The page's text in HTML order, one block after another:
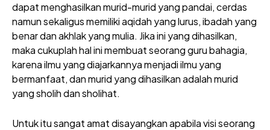
dapat menghasilkan murid-murid yang pandai, cerdas
namun sekaligus memiliki aqidah yang lurus, ibadah yang
benar dan akhlak yang mulia. Jika ini yang dihasilkan,
maka cukuplah hal ini membuat seorang guru bahagia,
karena ilmu yang diajarkannya menjadi ilmu yang
bermanfaat, dan murid yang dihasilkan adalah murid
yang sholih dan sholihat.
Untuk itu sangat amat disayangkan apabila visi seorang